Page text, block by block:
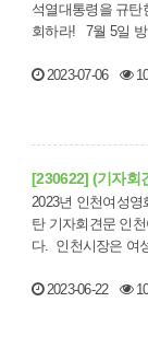
석열대통령을 규
회하라! 7월
2023-07-06
[230622] (기자회
2023년 인천여성
탄 기자회견문 인천여성영화제 ‘사전검열’은 차별 행위이자 갑질행정이
다. 인천시장은 여
2023-06-22